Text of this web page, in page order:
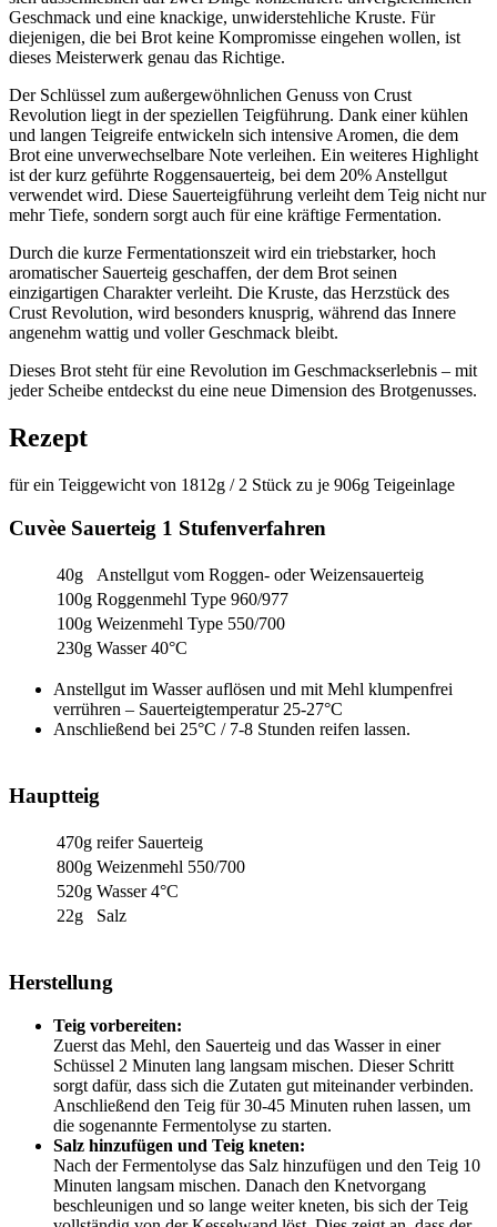
Geschmack und eine knackige, unwiderstehliche Kruste. Für
diejenigen, die bei Brot keine Kompromisse eingehen wollen, ist
dieses Meisterwerk genau das Richtige.
Der Schlüssel zum außergewöhnlichen Genuss von Crust
Revolution liegt in der speziellen Teigführung. Dank einer kühlen
und langen Teigreife entwickeln sich intensive Aromen, die dem
Brot eine unverwechselbare Note verleihen. Ein weiteres Highlight
ist der kurz geführte Roggensauerteig, bei dem 20% Anstellgut
verwendet wird. Diese Sauerteigführung verleiht dem Teig nicht nur
mehr Tiefe, sondern sorgt auch für eine kräftige Fermentation.
Durch die kurze Fermentationszeit wird ein triebstarker, hoch
aromatischer Sauerteig geschaffen, der dem Brot seinen
einzigartigen Charakter verleiht. Die Kruste, das Herzstück des
Crust Revolution, wird besonders knusprig, während das Innere
angenehm wattig und voller Geschmack bleibt.
Dieses Brot steht für eine Revolution im Geschmackserlebnis – mit
jeder Scheibe entdeckst du eine neue Dimension des Brotgenusses.
Rezept
für ein Teiggewicht von 1812g / 2 Stück zu je 906g Teigeinlage
Cuvèe Sauerteig 1 Stufenverfahren
40g
Anstellgut vom Roggen- oder Weizensauerteig
100g Roggenmehl Type 960/977
100g Weizenmehl Type 550/700
230g Wasser 40°C
Anstellgut im Wasser auflösen und mit Mehl klumpenfrei
verrühren – Sauerteigtemperatur 25-27°C
Anschließend bei 25°C / 7-8 Stunden reifen lassen.
Hauptteig
470g reifer Sauerteig
800g Weizenmehl 550/700
520g Wasser 4°C
22g
Salz
Herstellung
Teig vorbereiten:
Zuerst das Mehl, den Sauerteig und das Wasser in einer
Schüssel 2 Minuten lang langsam mischen. Dieser Schritt
sorgt dafür, dass sich die Zutaten gut miteinander verbinden.
Anschließend den Teig für 30-45 Minuten ruhen lassen, um
die sogenannte Fermentolyse zu starten.
Salz hinzufügen und Teig kneten:
Nach der Fermentolyse das Salz hinzufügen und den Teig 10
Minuten langsam mischen. Danach den Knetvorgang
beschleunigen und so lange weiter kneten, bis sich der Teig